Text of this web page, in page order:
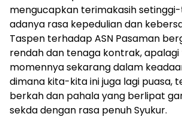
mengucapkan terimakasih
adanya rasa kepedulian dan
Taspen terhadap ASN Pasaman
rendah dan tenaga kontrak,
momennya sekarang dalam
dimana kita-kita ini juga lagi puasa,
berkah dan pahala yang berlipat
sekda dengan rasa penuh Syukur.